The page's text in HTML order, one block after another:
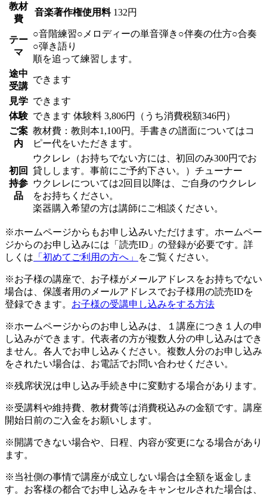
教材
費
音楽著作権使用料 132円
テー
マ
○音階練習○メロディーの単音弾き○伴奏の仕方○合奏
○弾き語り
順を追って練習します。
途中
受講
できます
見学 できます
体験 できます 体験料 3,806円（うち消費税額346円）
ご案
内
教材費：教則本1,100円。手書きの譜面についてはコ
ピー代をいただきます。
初回
持参
品
ウクレレ（お持ちでない方には、初回のみ300円でお
貸しします。事前にご予約下さい。）チューナー
ウクレレについては2回目以降は、ご自身のウクレレ
をお持ちください。
楽器購入希望の方は講師にご相談ください。
※ホームページからもお申し込みいただけます。ホームペー
ジからのお申し込みには「読売ID」の登録が必要です。詳
しくは 「初めてご利用の方へ」 をご覧ください。
※お子様の講座で、お子様がメールアドレスをお持ちでない
場合は、保護者用のメールアドレスでお子様用の読売IDを
登録できます。 お子様の受講申し込みをする方法
※ホームページからのお申し込みは、１講座につき１人の申
し込みができます。代表者の方が複数人分の申し込みはでき
ません。各人でお申し込みください。複数人分のお申し込み
をされたい場合は、お電話でお問い合わせください。
※残席状況は申し込み手続き中に変動する場合があります。
※受講料や維持費、教材費等は消費税込みの金額です。講座
開始日前のご入金をお願いします。
※開講できない場合や、日程、内容が変更になる場合があり
ます。
※当社側の事情で講座が成立しない場合は全額を返金しま
す。お客様の都合でお申し込みをキャンセルされた場合は、